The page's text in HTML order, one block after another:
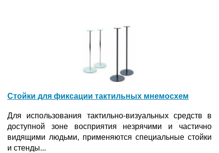
Стойки для фиксации тактильных мнемосхем
Для использования тактильно-визуальных средств в
доступной зоне восприятия незрячими и частично
видящими людьми, применяются специальные стойки
и стенды...